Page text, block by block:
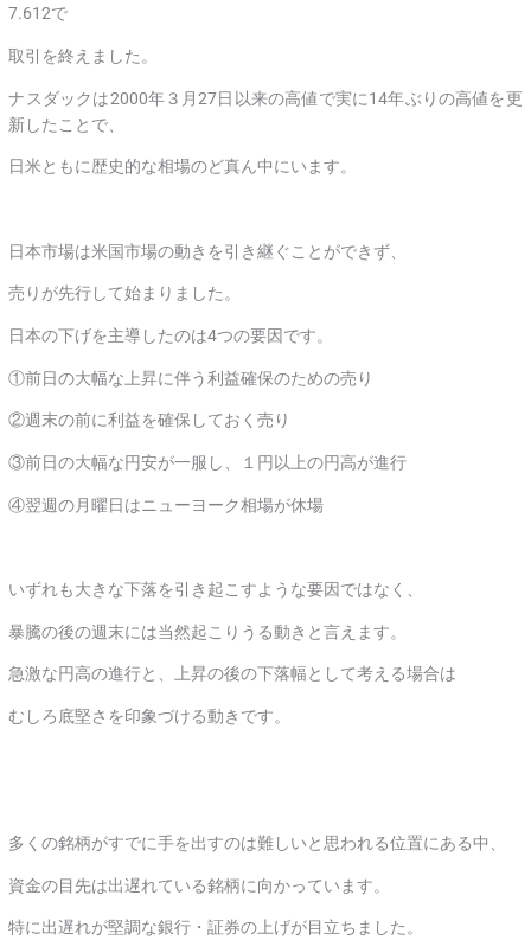
7.612で
取引を終えました。
ナスダックは2000年３月27日以来の高値で実に14年ぶりの高値を更
新したことで、
日米ともに歴史的な相場のど真ん中にいます。
日本市場は米国市場の動きを引き継ぐことができず、
売りが先行して始まりました。
日本の下げを主導したのは4つの要因です。
①前日の大幅な上昇に伴う利益確保のための売り
②週末の前に利益を確保しておく売り
③前日の大幅な円安が一服し、１円以上の円高が進行
④翌週の月曜日はニューヨーク相場が休場
いずれも大きな下落を引き起こすような要因ではなく、
暴騰の後の週末には当然起こりうる動きと言えます。
急激な円高の進行と、上昇の後の下落幅として考える場合は
むしろ底堅さを印象づける動きです。
多くの銘柄がすでに手を出すのは難しいと思われる位置にある中、
資金の目先は出遅れている銘柄に向かっています。
特に出遅れが堅調な銀行・証券の上げが目立ちました。